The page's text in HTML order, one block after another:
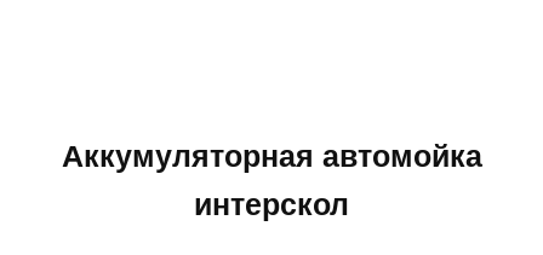
Аккумуляторная автомойка
интерскол